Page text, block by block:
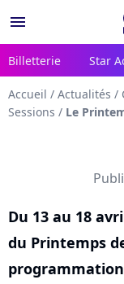
menu
Billetterie Star
Accueil / Actualités /
Sessions / Le
Du 13 au 18
du Printemps